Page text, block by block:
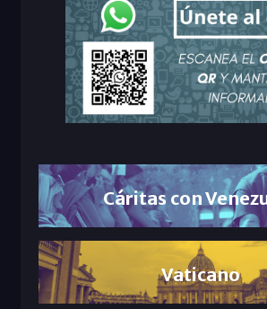
Cáritas con
Vaticano